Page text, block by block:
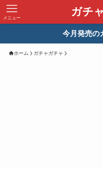
ガチ
メニュー
今月発売の
ホーム ガチャガチャ